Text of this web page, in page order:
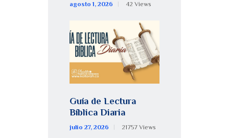
agosto 1, 2026 42 Views
Guía de Lectura
Bíblica Diaria
julio 27, 2026 21757 Views